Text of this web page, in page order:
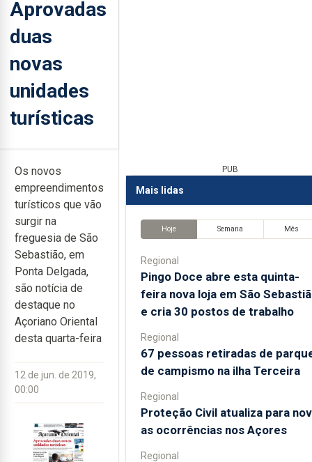
Aprovadas
duas
novas
unidades
turísticas
Os novos
empreendimentos
turísticos que vão
surgir na
freguesia de São
Sebastião, em
Ponta Delgada,
são notícia de
destaque no
Açoriano Oriental
desta quarta-feira
12 de jun. de 2019,
00:00
PUB
Mais lidas
Hoje Semana Mês
Regional
Pingo Doce abre esta quinta-
feira nova loja em São
e cria 30 postos de trabalho
Regional
67 pessoas retiradas de
de campismo na ilha Terceira
Regional
Proteção Civil atualiza para
as ocorrências nos Açores
Regional